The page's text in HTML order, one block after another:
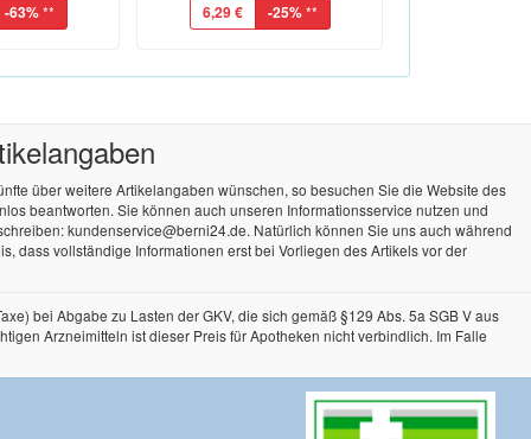
-63%** 6,29 € -25%**
über weitere Artikelangaben wünschen, so besuchen Sie die Website des
beantworten. Sie können auch unseren Informationsservice nutzen und
kundenservice@berni24.de. Natürlich können Sie uns auch während
dass vollständige Informationen erst bei Vorliegen des Artikels vor der
bei Abgabe zu Lasten der GKV, die sich gemäß §129 Abs. 5a SGB V aus
Arzneimitteln ist dieser Preis für Apotheken nicht verbindlich. Im Falle